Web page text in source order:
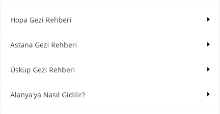
Hopa Gezi Rehberi
Astana Gezi Rehberi
Üsküp Gezi Rehberi
Alanya'ya Nasıl Gidilir?